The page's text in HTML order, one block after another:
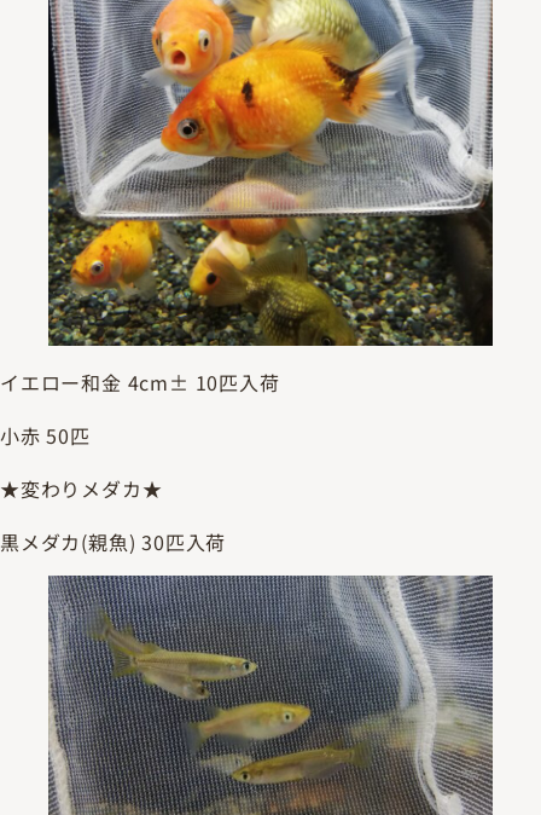
イエロー和金 4cm± 10匹入荷
小赤 50匹
★変わりメダカ★
黒メダカ(親魚) 30匹入荷